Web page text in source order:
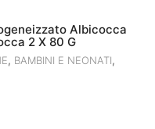
Albicocca
2 X 80 G
, BAMBINI E NEONATI,